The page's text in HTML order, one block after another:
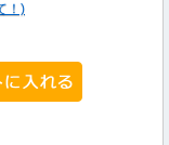
！)